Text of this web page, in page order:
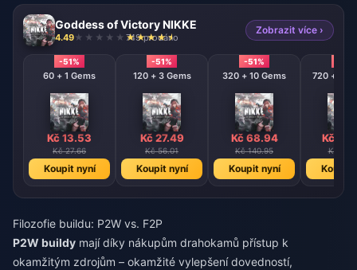
Goddess of Victory NIKKE
4.49 749 prodáno
Zobrazit více ›
-51%
60 + 1 Gems
Kč 13.53
Kč 27.66
Koupit nyní
-51%
120 + 3 Gems
Kč 27.49
Kč 56.01
Koupit nyní
-51%
320 + 10 Gems
Kč 68.94
Kč 140.95
Koupit nyní
720 + 120
Kč
Kč
Koupit
Filozofie buildu: P2W vs. F2P
P2W buildy mají díky nákupům drahokamů přístup k
okamžitým zdrojům – okamžité vylepšení dovedností,